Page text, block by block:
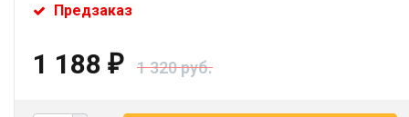
Предзаказ
1 188 ₽ 1 320 руб.